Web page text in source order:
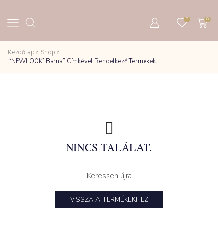
0 0
Kezdőlap
Shop
“‘NEWLOOK’ Barna” Címkével Rendelkező Termékek
NINCS TALÁLAT.
Keressen újra
VISSZA A TERMÉKEKHEZ